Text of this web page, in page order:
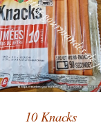
10 Knacks